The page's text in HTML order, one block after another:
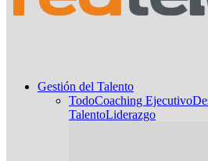
Gestión del Talento
TodoCoaching Ejecutivo
TalentoLiderazgo